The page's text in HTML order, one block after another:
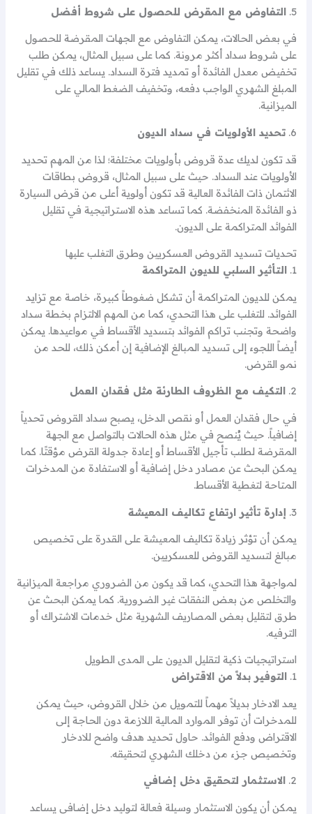
5. التفاوض مع المقرض للحصول على شروط أفضل
في بعض الحالات، يمكن التفاوض مع الجهات المقرضة للحصول
على شروط سداد أكثر مرونة. كما على سبيل المثال، يمكن طلب
تخفيض معدل الفائدة أو تمديد فترة السداد. يساعد ذلك في تقليل
المبلغ الشهري الواجب دفعه، وتخفيف الضغط المالي على
الميزانية.
6. تحديد الأولويات في سداد الديون
قد تكون لديك عدة قروض بأولويات مختلفة؛ لذا من المهم تحديد
الأولويات عند السداد. حيث على سبيل المثال، قروض بطاقات
الائتمان ذات الفائدة العالية قد تكون أولوية أعلى من قرض السيارة
ذو الفائدة المنخفضة. كما تساعد هذه الاستراتيجية في تقليل
الفوائد المتراكمة على الديون.
تحديات تسديد القروض العسكريين وطرق التغلب عليها
1. التأثير السلبي للديون المتراكمة
يمكن للديون المتراكمة أن تشكل ضغوطاً كبيرة، خاصة مع تزايد
الفوائد. للتغلب على هذا التحدي، كما من المهم الالتزام بخطة سداد
واضحة وتجنب تراكم الفوائد بتسديد الأقساط في مواعيدها. يمكن
أيضاً اللجوء إلى تسديد المبالغ الإضافية إن أمكن ذلك، للحد من
نمو القرض.
2. التكيف مع الظروف الطارئة مثل فقدان العمل
في حال فقدان العمل أو نقص الدخل، يصبح سداد القروض تحدياً
إضافياً. حيث يُنصح في مثل هذه الحالات بالتواصل مع الجهة
المقرضة لطلب تأجيل الأقساط أو إعادة جدولة القرض مؤقتًا. كما
يمكن البحث عن مصادر دخل إضافية أو الاستفادة من المدخرات
المتاحة لتغطية الأقساط.
3. إدارة تأثير ارتفاع تكاليف المعيشة
يمكن أن تؤثر زيادة تكاليف المعيشة على القدرة على تخصيص
مبالغ لتسديد القروض للعسكريين.
لمواجهة هذا التحدي، كما قد يكون من الضروري مراجعة الميزانية
والتخلص من بعض النفقات غير الضرورية. كما يمكن البحث عن
طرق لتقليل بعض المصاريف الشهرية مثل خدمات الاشتراك أو
الترفيه.
استراتيجيات ذكية لتقليل الديون على المدى الطويل
1. التوفير بدلاً من الاقتراض
يعد الادخار بديلاً مهماً للتمويل من خلال القروض، حيث يمكن
للمدخرات أن توفر الموارد المالية اللازمة دون الحاجة إلى
الاقتراض ودفع الفوائد. حاول تحديد هدف واضح للادخار
وتخصيص جزء من دخلك الشهري لتحقيقه.
2. الاستثمار لتحقيق دخل إضافي
يمكن أن يكون الاستثمار وسيلة فعالة لتوليد دخل إضافي يساعد